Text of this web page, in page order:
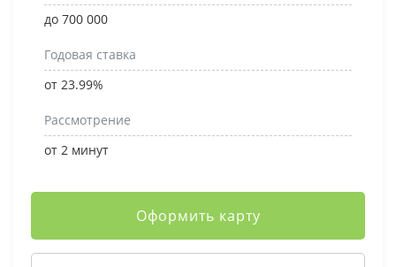
до 700 000
Годовая ставка
от 23.99%
Рассмотрение
от 2 минут
Оформить карту